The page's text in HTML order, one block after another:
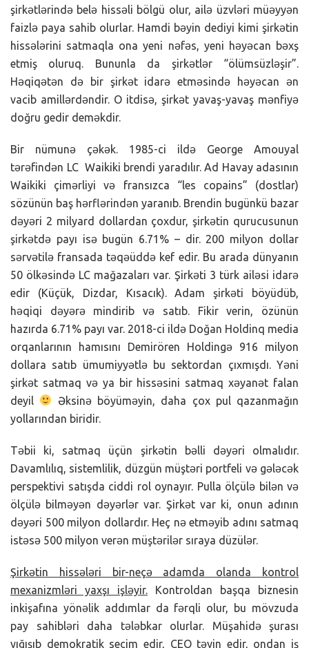
şirkətlərində belə hissəli bölgü olur, ailə üzvləri müəyyən
faizlə paya sahib olurlar. Hamdi bəyin dediyi kimi şirkətin
hissələrini satmaqla ona yeni nəfəs, yeni həyəcan bəxş
etmiş oluruq. Bununla da şirkətlər “ölümsüzləşir”.
Həqiqətən də bir şirkət idarə etməsində həyəcan ən
vacib amillərdəndir. O itdisə, şirkət yavaş-yavaş mənfiyə
doğru gedir deməkdir.
Bir nümunə çəkək. 1985-ci ildə George Amouyal
tərəfindən LC Waikiki brendi yaradılır. Ad Havay adasının
Waikiki çimərliyi və fransızca “les copains” (dostlar)
sözünün baş hərflərindən yaranıb. Brendin bugünkü bazar
dəyəri 2 milyard dollardan çoxdur, şirkətin qurucusunun
şirkətdə payı isə bugün 6.71% – dir. 200 milyon dollar
sərvətilə fransada təqəüddə kef edir. Bu arada dünyanın
50 ölkəsində LC mağazaları var. Şirkəti 3 türk ailəsi idarə
edir (Küçük, Dizdar, Kısacık). Adam şirkəti böyüdüb,
həqiqi dəyərə mindirib və satıb. Fikir verin, özünün
hazırda 6.71% payı var. 2018-ci ildə Doğan Holdinq media
orqanlarının hamısını Demirören Holdingə 916 milyon
dollara satıb ümumiyyətlə bu sektordan çıxmışdı. Yəni
şirkət satmaq və ya bir hissəsini satmaq xəyanət falan
deyil
Əksinə böyüməyin, daha çox pul qazanmağın
yollarından biridir.
Təbii ki, satmaq üçün şirkətin bəlli dəyəri olmalıdır.
Davamlılıq, sistemlilik, düzgün müştəri portfeli və gələcək
perspektivi satışda ciddi rol oynayır. Pulla ölçülə bilən və
ölçülə bilməyən dəyərlər var. Şirkət var ki, onun adının
dəyəri 500 milyon dollardır. Heç nə etməyib adını satmaq
istəsə 500 milyon verən müştərilər sıraya düzülər.
Şirkətin hissələri bir-neçə adamda olanda kontrol
mexanizmləri yaxşı işləyir. Kontroldan başqa biznesin
inkişafına yönəlik addımlar da fərqli olur, bu mövzuda
pay sahibləri daha tələbkar olurlar. Müşahidə şurası
yığışıb demokratik seçim edir, CEO təyin edir, ondan iş